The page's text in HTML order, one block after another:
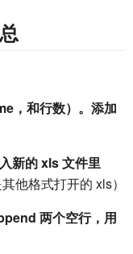
，和行数）。添加
新的 xls 文件里
他格式打开的 xls）
两个空行，用